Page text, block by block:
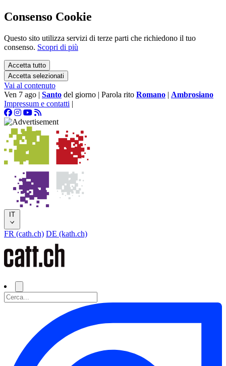
Consenso Cookie
Questo sito utilizza servizi di terze parti che richiedono il tuo
consenso. Scopri di più
Accetta tutto
Accetta selezionati
Vai al contenuto
Ven 7 ago | Santo del giorno | Parola rito Romano | Ambrosiano
Impressum e contatti |
IT
FR (cath.ch) DE (kath.ch)